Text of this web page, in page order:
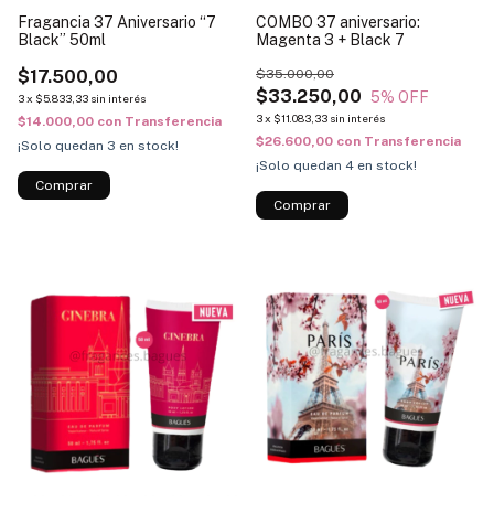
Fragancia 37 Aniversario “7
Black” 50ml
$17.500,00
3x $5.833,33 sin interés
$14.000,00 con Transferencia
¡Solo quedan 3 en stock!
COMBO 37 aniversario:
Magenta 3 + Black 7
$33.250,00
$35.000,00
5% OFF
3x $11.083,33 sin interés
$26.600,00 con Transferencia
¡Solo quedan 4 en stock!